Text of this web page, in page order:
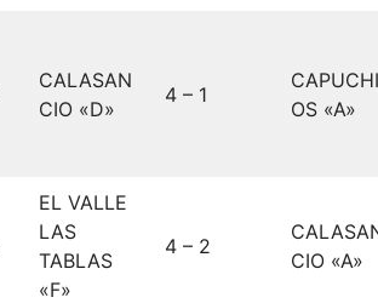
CALASAN
CIO «D»
4 – 1
OS «A»
EL VALLE
LAS
TABLAS
«F»
4 – 2
CIO «A»